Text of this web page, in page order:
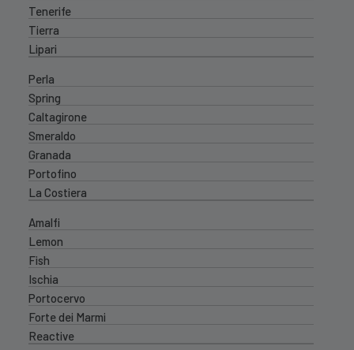
Tenerife
Tierra
Lipari
Perla
Spring
Caltagirone
Smeraldo
Granada
Portofino
La Costiera
Amalfi
Lemon
Fish
Ischia
Portocervo
Forte dei Marmi
Reactive